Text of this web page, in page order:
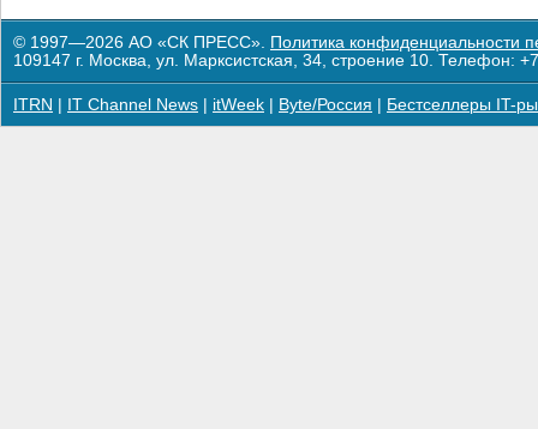
© 1997—2026 АО «СК ПРЕСС». Политика конфиденциальности
109147 г. Москва, ул. Марксистская, 34, строение 10. Телефон:
ITRN IT Channel News itWeek Byte/Россия Бестселлеры IT-